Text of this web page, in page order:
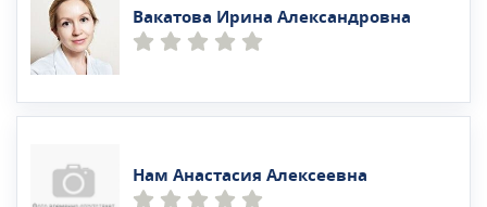
Вакатова Ирина Александровна
Нам Анастасия Алексеевна